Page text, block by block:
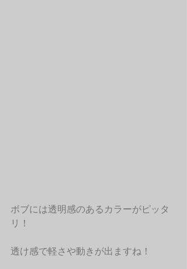
ボブには透明感のあるカラーがピッタ
リ！
透け感で軽さや動きが出ますね！